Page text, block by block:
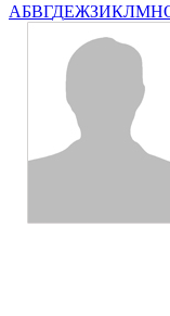
АБВГДЕЖЗИКЛМН